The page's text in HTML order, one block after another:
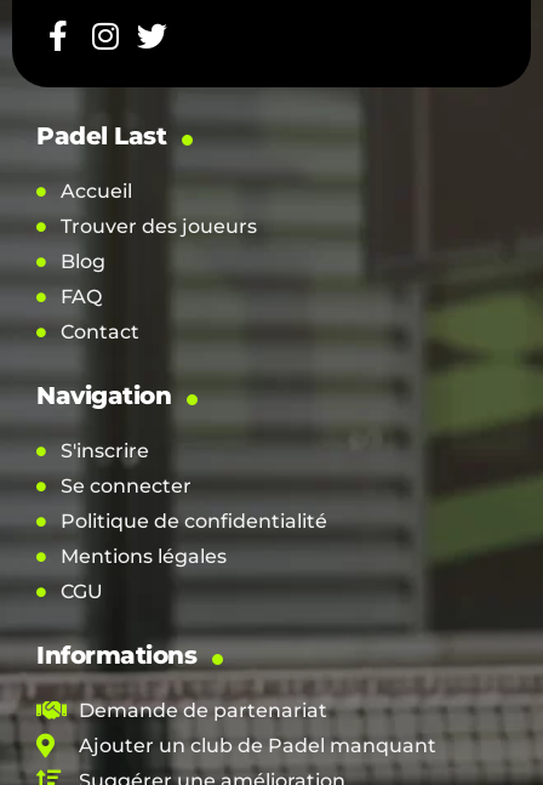
Padel Last
Accueil
Trouver des joueurs
Blog
FAQ
Contact
Navigation
S'inscrire
Se connecter
Politique de confidentialité
Mentions légales
CGU
Informations
Demande de partenariat
Ajouter un club de Padel manquant